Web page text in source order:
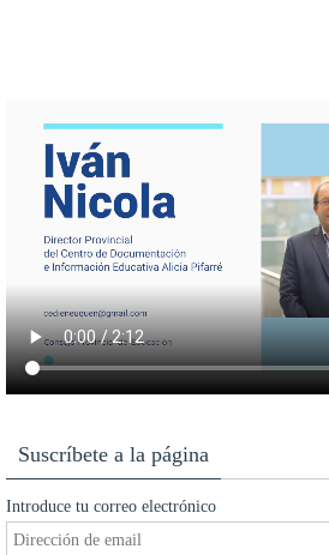
Suscríbete a la página
Introduce tu correo electrónico
Dirección